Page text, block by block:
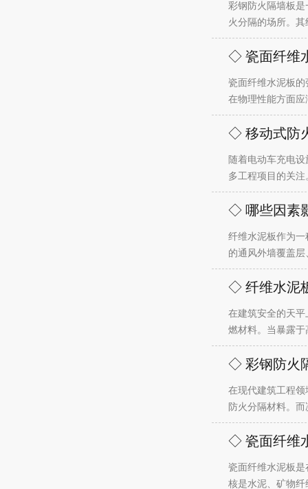
彩钢防火隔墙板
火分隔的场所。
◇ 瓷面纤维
瓷面纤维水泥板
在物理性能方面
◇ 移动式防
随着电动车充电
多工程项目的关
◇ 哪些因素
纤维水泥板作为
的通风外墙覆盖
◇ 纤维水泥
在建筑安全的天
燃材料。当暴露
◇ 彩钢防火
在现代建筑工程
防火分隔材料。
◇ 瓷面纤维
瓷面纤维水泥板
核是水泥、矿物